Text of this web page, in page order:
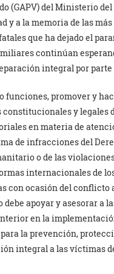
(GAPV) del Ministerio
y a la memoria de las más
que ha dejado el
continúan
integral por parte
funciones, promover y
constitucionales y legales
en materia de
de infracciones del
o de las
internacionales de
con ocasión del conflicto
debe apoyar y asesorar a
en la
la prevención,
integral a las víctimas